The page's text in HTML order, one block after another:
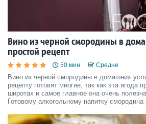
Вино из черной смородины в
простой рецепт
50 мин. Средне
Вино из черной смородины в домашних
рецепту готовят многие, так как эта ягода
широтах и самое главное она очень
Готовому алкогольному напитку смородина